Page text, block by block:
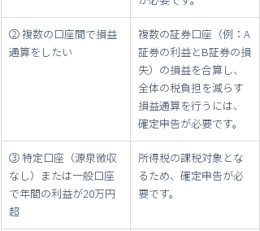
② 複数の口座間で損益
通算をしたい
複数の証券口座（例：A
証券の利益とB証券の損
失）の損益を合算し、
全体の税負担を減らす
損益通算を行うには、
確定申告が必要です。
③ 特定口座（源泉徴収
なし）または一般口座
で年間の利益が20万円
超
所得税の課税対象とな
るため、確定申告が必
要です。